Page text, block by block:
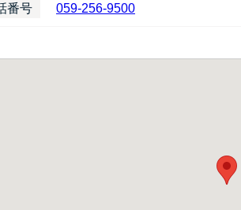
番号 059-256-9500